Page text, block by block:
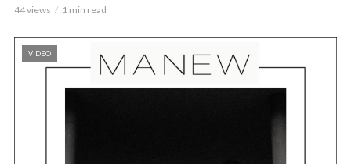
44 views 1 min read
VIDEO